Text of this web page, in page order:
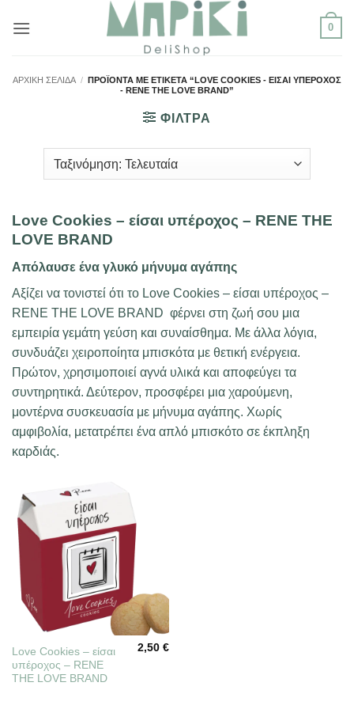
στο
0
ΑΡΧΙΚΉ ΣΕΛΊΔΑ / ΠΡΟΪΌΝΤΑ ΜΕ ΕΤΙΚΈΤΑ “LOVE COOKIES - ΕΊΣΑΙ ΥΠΈΡΟΧΟΣ
- RENE THE LOVE BRAND”
ΦΙΛΤΡΑ
Love Cookies – είσαι υπέροχος – RENE THE
LOVE BRAND
Απόλαυσε ένα γλυκό μήνυμα αγάπης
Αξίζει να τονιστεί ότι το Love Cookies – είσαι υπέροχος –
RENE THE LOVE BRAND φέρνει στη ζωή σου μια
εμπειρία γεμάτη γεύση και συναίσθημα. Με άλλα λόγια,
συνδυάζει χειροποίητα μπισκότα με θετική ενέργεια.
Πρώτον, χρησιμοποιεί αγνά υλικά και αποφεύγει τα
συντηρητικά. Δεύτερον, προσφέρει μια χαρούμενη,
μοντέρνα συσκευασία με μήνυμα αγάπης. Χωρίς
αμφιβολία, μετατρέπει ένα απλό μπισκότο σε έκπληξη
καρδιάς.
Love Cookies – είσαι
υπέροχος – RENE
THE LOVE BRAND
2,50€